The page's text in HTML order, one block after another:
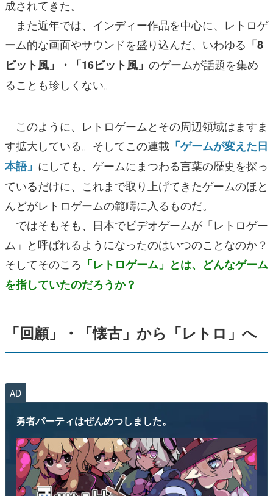
成されてきた。
また近年では、インディー作品を中心に、レトロゲ
ーム的な画面やサウンドを盛り込んだ、いわゆる 「8
ビット風」・「16ビット風」 のゲームが話題を集め
ることも珍しくない。
このように、レトロゲームとその周辺領域はますま
す拡大している。そしてこの連載 「ゲームが変えた日
本語」 にしても、ゲームにまつわる言葉の歴史を探っ
ているだけに、これまで取り上げてきたゲームのほと
んどがレトロゲームの範疇に入るものだ。
ではそもそも、日本でビデオゲームが「レトロゲー
ム」と呼ばれるようになったのはいつのことなのか？
そしてそのころ 「レトロゲーム」とは、どんなゲーム
を指していたのだろうか？
「回顧」・「懐古」から「レトロ」へ
AD
勇者パーティはぜんめつしました。